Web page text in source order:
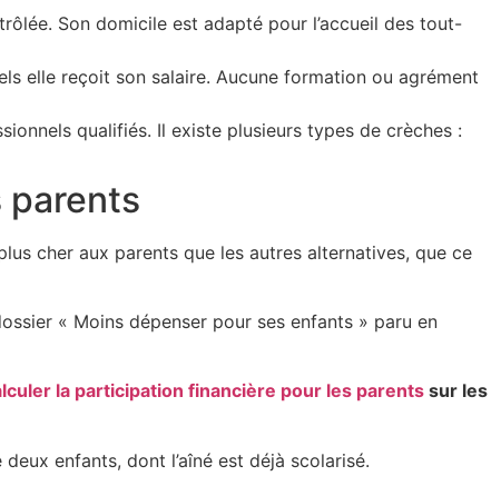
Son domicile est adapté pour l’accueil des tout-
elle reçoit son salaire. Aucune formation ou agrément
qualifiés. Il existe plusieurs types de crèches :
parents
cher aux parents que les autres alternatives, que ce
« Moins dépenser pour ses enfants » paru en
la participation financière pour les parents sur les
enfants, dont l’aîné est déjà scolarisé.